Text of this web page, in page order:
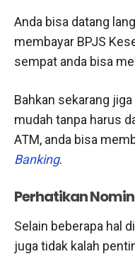
Anda bisa datang
membayar BPJS
sempat anda bisa
Bahkan sekarang
mudah tanpa harus
ATM, anda bisa
Banking.
Perhatikan
Selain beberapa hal
juga tidak kalah